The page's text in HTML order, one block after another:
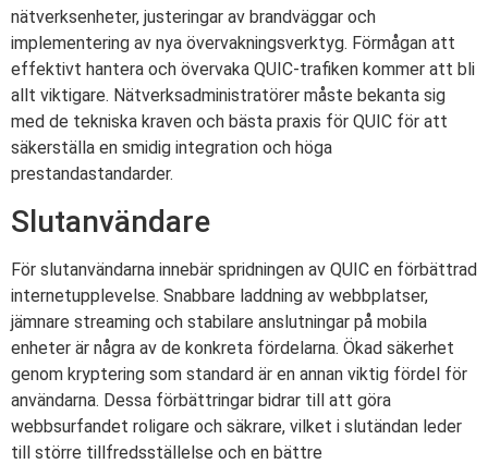
nätverksenheter, justeringar av brandväggar och
implementering av nya övervakningsverktyg. Förmågan att
effektivt hantera och övervaka QUIC-trafiken kommer att bli
allt viktigare. Nätverksadministratörer måste bekanta sig
med de tekniska kraven och bästa praxis för QUIC för att
säkerställa en smidig integration och höga
prestandastandarder.
Slutanvändare
För slutanvändarna innebär spridningen av QUIC en förbättrad
internetupplevelse. Snabbare laddning av webbplatser,
jämnare streaming och stabilare anslutningar på mobila
enheter är några av de konkreta fördelarna. Ökad säkerhet
genom kryptering som standard är en annan viktig fördel för
användarna. Dessa förbättringar bidrar till att göra
webbsurfandet roligare och säkrare, vilket i slutändan leder
till större tillfredsställelse och en bättre